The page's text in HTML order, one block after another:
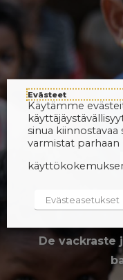
De vackraste
Evästeet
Käytämme
sinua kiinnostavaa
varmistat
Evästeasetukset